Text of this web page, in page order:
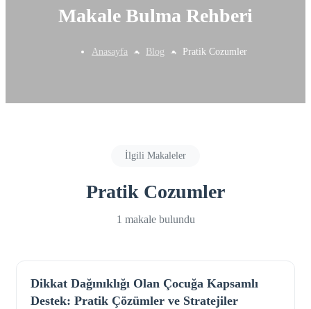
Makale Bulma Rehberi
Anasayfa Blog Pratik Cozumler
İlgili Makaleler
Pratik Cozumler
1 makale bulundu
Dikkat Dağınıklığı Olan Çocuğa Kapsamlı
Destek: Pratik Çözümler ve Stratejiler